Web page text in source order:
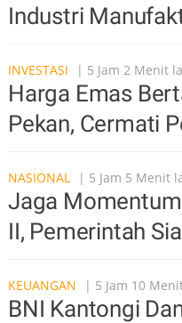
Industri
INVESTASI | 5 Jam 2 Menit
Harga Emas
Pekan, Cermati
NASIONAL | 5 Jam 5 Menit
Jaga
II, Pemerintah
KEUANGAN | 5 Jam 10
BNI Kantongi